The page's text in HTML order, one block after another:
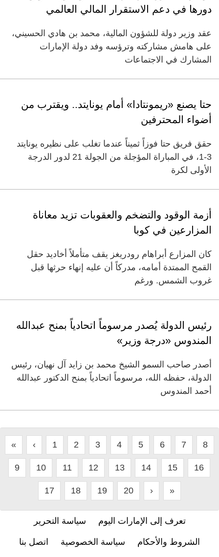
دورها في دعم الاستقرار المالي العالمي
عقد وزير دولة للشؤون المالية، محمد بن هادي الحسيني،
على هامش مشاركته وترؤسه وفد دولة الإمارات
المشارك في الاجتماعات
حتا يصنع «ريمونتادا» أمام يونايتد.. ويقترب من
أضواء المحترفين
حقق فريق حتا فوزاً ثميناً عندما تغلب على نظيره يونايتد
3-1، في المباراة المؤجلة من الجولة 21 لدور الدرجة
الأولى لكرة
أزمة الوقود والتضخم والعقوبات تزيد معاناة
المزارعين في كوبا
كان المزارع أبراهام رودريغز يقف متأملاً أخاديد حقل
القمح الممتدة أمامه، مدركاً أن عليه إنهاء حرثها قبل
غروب الشمس. ورغم
رئيس الدولة يُصدر مرسوماً اتحادياً بمنح عبدالله
المندوس «درجة وزير»
أصدر صاحب السمو الشيخ محمد بن زايد آل نهيان، رئيس
الدولة، حفظه الله، مرسوماً اتحادياً بمنح الدكتور عبدالله
أحمد المندوس
« ‹ 1 2 3 4 5 6 7 8
9 10 11 12 13 14 15 16
17 18 19 20 › »
تعرف إلى الإمارات اليوم سياسة التحرير
الشروط والأحكام سياسة الخصوصية اتصل بنا